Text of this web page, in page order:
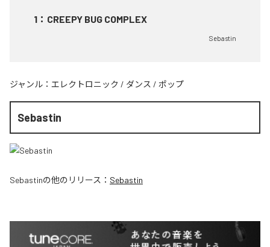
1 ： CREEPY BUG COMPLEX
Sebastin
ジャンル： エレクトロニック / ダンス / ポップ
Sebastin
Sebastinの他のリリース： Sebastin